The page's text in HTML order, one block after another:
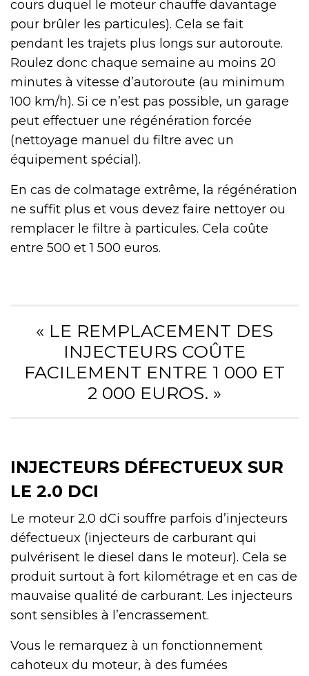
cours duquel le moteur chauffe davantage
pour brûler les particules). Cela se fait
pendant les trajets plus longs sur autoroute.
Roulez donc chaque semaine au moins 20
minutes à vitesse d’autoroute (au minimum
100 km/h). Si ce n’est pas possible, un garage
peut effectuer une régénération forcée
(nettoyage manuel du filtre avec un
équipement spécial).
En cas de colmatage extrême, la régénération
ne suffit plus et vous devez faire nettoyer ou
remplacer le filtre à particules. Cela coûte
entre 500 et 1 500 euros.
« LE REMPLACEMENT DES
INJECTEURS COÛTE
FACILEMENT ENTRE 1 000 ET
2 000 EUROS. »
INJECTEURS DÉFECTUEUX SUR
LE 2.0 DCI
Le moteur 2.0 dCi souffre parfois d’injecteurs
défectueux (injecteurs de carburant qui
pulvérisent le diesel dans le moteur). Cela se
produit surtout à fort kilométrage et en cas de
mauvaise qualité de carburant. Les injecteurs
sont sensibles à l’encrassement.
Vous le remarquez à un fonctionnement
cahoteux du moteur, à des fumées